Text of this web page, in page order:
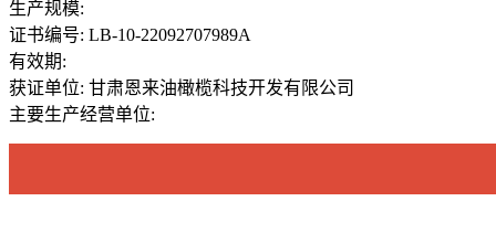
生产规模:
证书编号: LB-10-22092707989A
有效期:
获证单位: 甘肃恩来油橄榄科技开发有限公司
主要生产经营单位: